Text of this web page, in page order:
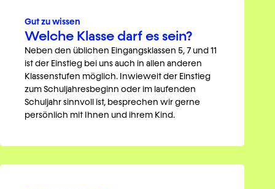
Gut zu wissen
Welche Klasse darf es sein?
Neben den üblichen Eingangsklassen 5, 7 und 11
ist der Einstieg bei uns auch in allen anderen
Klassenstufen möglich. Inwieweit der Einstieg
zum Schuljahresbeginn oder im laufenden
Schuljahr sinnvoll ist, besprechen wir gerne
persönlich mit Ihnen und ihrem Kind.